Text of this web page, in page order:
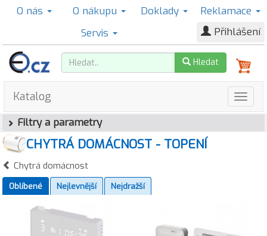
O nás O nákupu Doklady
Reklamace
Servis
Přihlášení
Hledat
Katalog
Filtry a parametry
CHYTRÁ DOMÁCNOST - TOPENÍ
Chytrá domácnost
Oblíbené Nejlevnější Nejdražší